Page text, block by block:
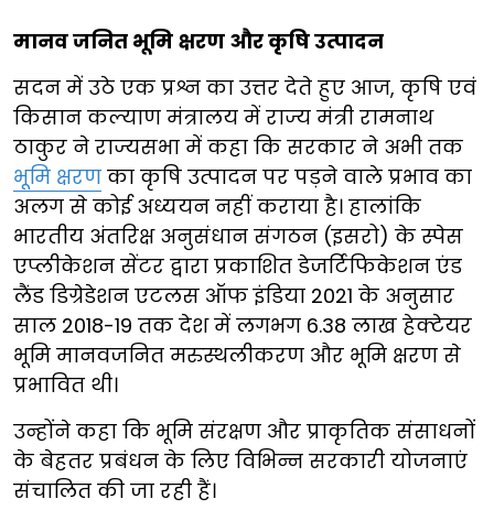
मानव जनित भूमि क्षरण और कृषि उत्पादन
सदन में उठे एक प्रश्न का उत्तर देते हुए आज, कृषि एवं
किसान कल्याण मंत्रालय में राज्य मंत्री रामनाथ
ठाकुर ने राज्यसभा में कहा कि सरकार ने अभी तक
भूमि क्षरण का कृषि उत्पादन पर पड़ने वाले प्रभाव का
अलग से कोई अध्ययन नहीं कराया है। हालांकि
भारतीय अंतरिक्ष अनुसंधान संगठन (इसरो) के स्पेस
एप्लीकेशन सेंटर द्वारा प्रकाशित डेजर्टिफिकेशन एंड
लैंड डिग्रेडेशन एटलस ऑफ इंडिया 2021 के अनुसार
साल 2018-19 तक देश में लगभग 6.38 लाख हेक्टेयर
भूमि मानवजनित मरुस्थलीकरण और भूमि क्षरण से
प्रभावित थी।
उन्होंने कहा कि भूमि संरक्षण और प्राकृतिक संसाधनों
के बेहतर प्रबंधन के लिए विभिन्न सरकारी योजनाएं
संचालित की जा रही हैं।